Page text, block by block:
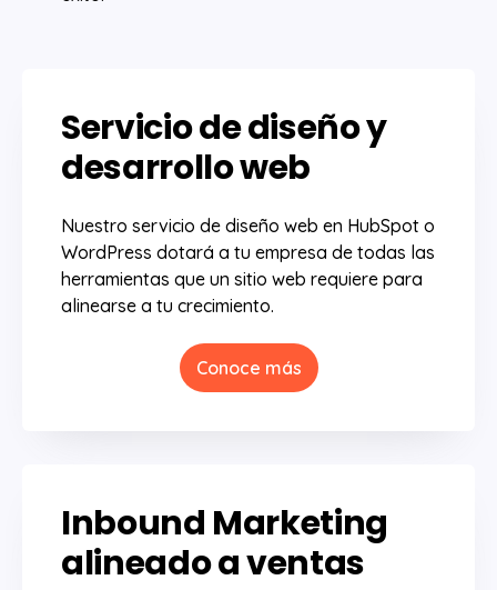
Servicio de diseño y
desarrollo web
Nuestro servicio de diseño web en HubSpot o
WordPress dotará a tu empresa de todas las
herramientas que un sitio web requiere para
alinearse a tu crecimiento.
Conoce más
Inbound Marketing
alineado a ventas